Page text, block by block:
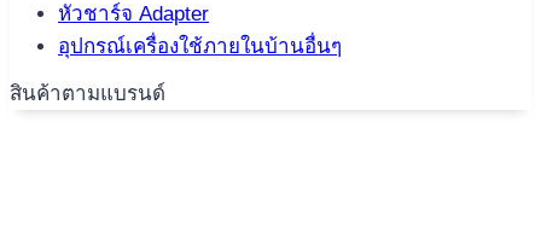
หัวชาร์จ Adapter
อุปกรณ์เครื่องใช้ภายในบ้านอื่นๆ
สินค้าตามแบรนด์